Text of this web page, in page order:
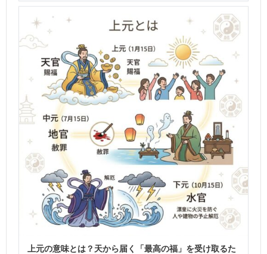
上元の意味とは？天から届く「最高の福」を受け取るた